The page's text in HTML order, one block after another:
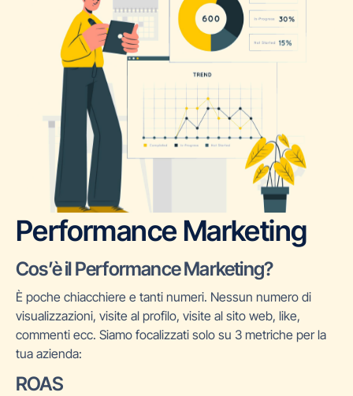
Performance Marketing
Cos’è il Performance Marketing?
È poche chiacchiere e tanti numeri. Nessun numero di
visualizzazioni, visite al profilo, visite al sito web, like,
commenti ecc. Siamo focalizzati solo su 3 metriche per la
tua azienda:
ROAS